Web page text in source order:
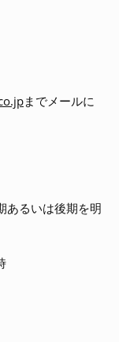
までメールに
るいは後期を明